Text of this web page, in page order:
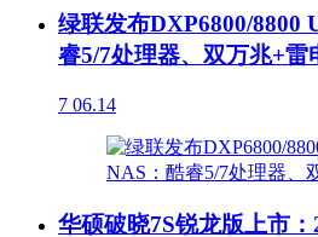
绿联发布DXP6800/8800
睿5/7处理器、双万兆+雷
7 06.14
华硕破晓7S锐龙版上市